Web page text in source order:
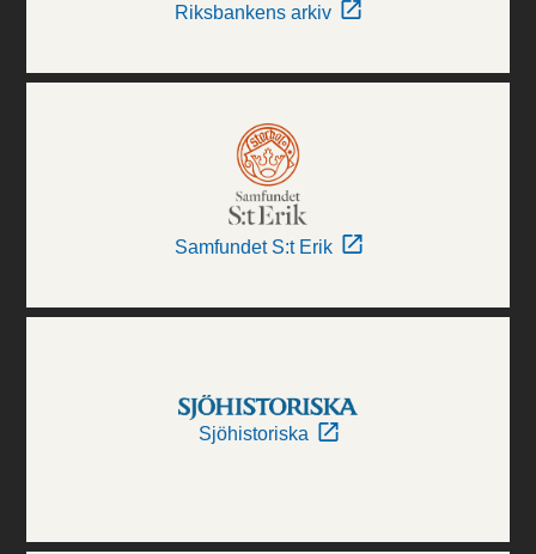
Riksbankens arkiv
Samfundet S:t Erik
Sjöhistoriska